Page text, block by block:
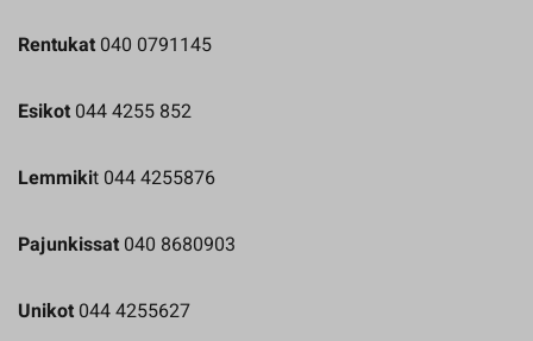
Rentukat 040 0791145
Esikot 044 4255 852
Lemmikit 044 4255876
Pajunkissat 040 8680903
Unikot 044 4255627